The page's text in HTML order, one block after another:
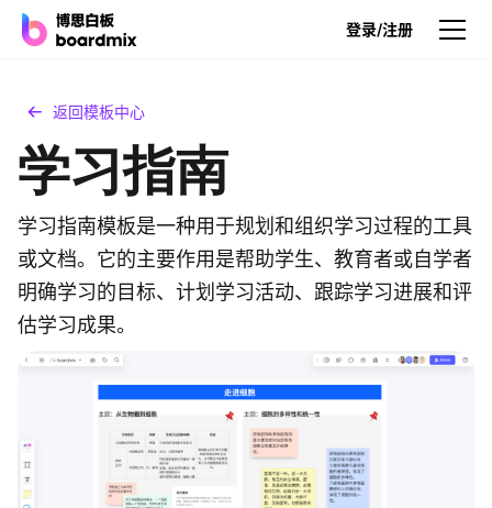
登录/注册
产品
博思白板
无限画布，AI加持，实时协作
博思白板SDK
在您的网站或应用集成白板
博思白板离线版
本地笔记存储，隐私白板空间
博思设计
返回模板中心
学习指南
学习指南模板是一种用于规划和组织学习过程的工具
或文档。它的主要作用是帮助学生、教育者或自学者
明确学习的目标、计划学习活动、跟踪学习进展和评
估学习成果。